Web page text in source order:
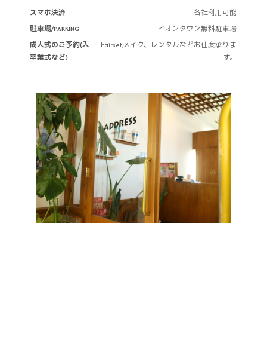
スマホ決済
各社利用可能
駐車場/PARKING
イオンタウン無料駐車場
成人式のご予約(入
卒業式など)
hairset,メイク、レンタルなどお仕度承りま
す。